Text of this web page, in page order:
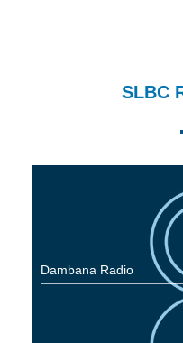
SLBC
Dambana Radio